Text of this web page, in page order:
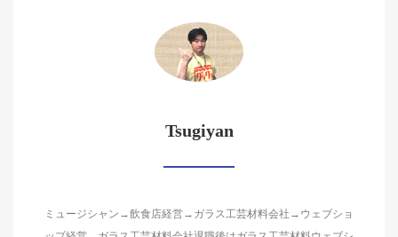
Tsugiyan
ミュージシャン→飲食店経営→ガラス工芸材料会社→ウェブショ